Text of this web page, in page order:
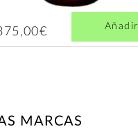
Añadir
MARCAS